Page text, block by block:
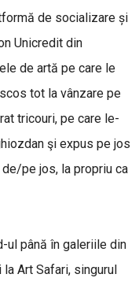
de socializare și
Unicredit din
de artă pe care le
tot la vânzare pe
tricouri, pe care le-
şi expus pe jos
pe jos, la propriu ca
ul până în galeriile din
Art Safari, singurul